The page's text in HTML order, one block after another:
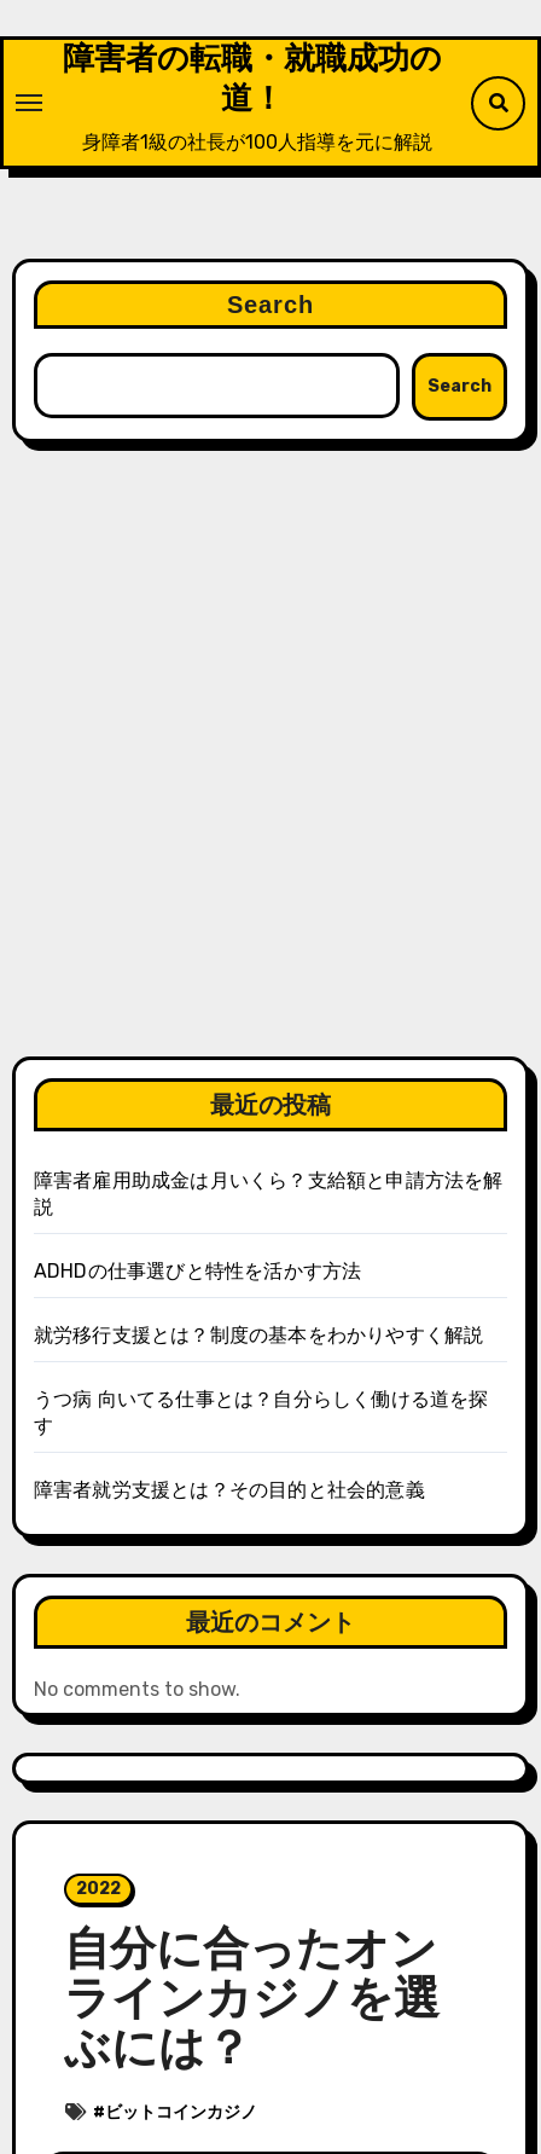
障害者の転職・就職成功の
道！
身障者1級の社長が100人指導を元に解説
Search
Search
最近の投稿
障害者雇用助成金は月いくら？支給額と申請方法を解
説
ADHDの仕事選びと特性を活かす方法
就労移行支援とは？制度の基本をわかりやすく解説
うつ病 向いてる仕事とは？自分らしく働ける道を探
す
障害者就労支援とは？その目的と社会的意義
最近のコメント
No comments to show.
2022
自分に合ったオン
ラインカジノを選
ぶには？
#ビットコインカジノ